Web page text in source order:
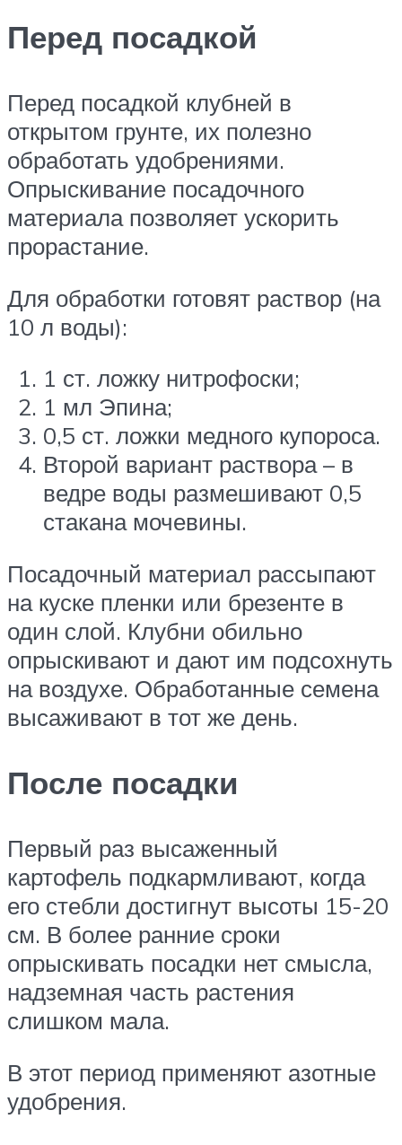
Перед посадкой
Перед посадкой клубней в
открытом грунте, их полезно
обработать удобрениями.
Опрыскивание посадочного
материала позволяет ускорить
прорастание.
Для обработки готовят раствор (на
10 л воды):
1 ст. ложку нитрофоски;
1 мл Эпина;
0,5 ст. ложки медного купороса.
Второй вариант раствора – в
ведре воды размешивают 0,5
стакана мочевины.
Посадочный материал рассыпают
на куске пленки или брезенте в
один слой. Клубни обильно
опрыскивают и дают им подсохнуть
на воздухе. Обработанные семена
высаживают в тот же день.
После посадки
Первый раз высаженный
картофель подкармливают, когда
его стебли достигнут высоты 15-20
см. В более ранние сроки
опрыскивать посадки нет смысла,
надземная часть растения
слишком мала.
В этот период применяют азотные
удобрения.